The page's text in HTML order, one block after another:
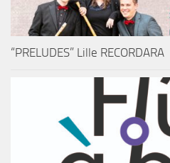
“PRELUDES” Lille RECORDARA